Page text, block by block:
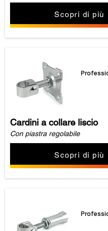
Scopri di più
Cardini a collare liscio
Con piastra regolabile
Scopri di più